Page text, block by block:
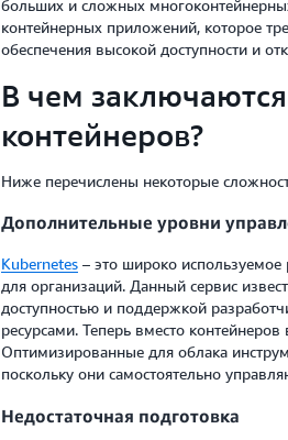
больших и сложных
контейнерных приложений, которое
обеспечения высокой доступности и
В чем
контейнеров?
Ниже перечислены некоторые
Дополнительные уровни
Kubernetes– это широко используемое
для организаций. Данный сервис
доступностью и поддержкой
ресурсами. Теперь вместо
Оптимизированные для облака
поскольку они самостоятельно
Недостаточная подготовка